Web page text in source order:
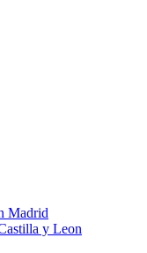
Madrid
y Leon